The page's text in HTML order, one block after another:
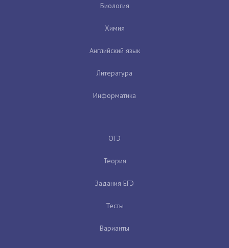
Биология
Химия
Английский язык
Литература
Информатика
ОГЭ
Теория
Задания ЕГЭ
Тесты
Варианты